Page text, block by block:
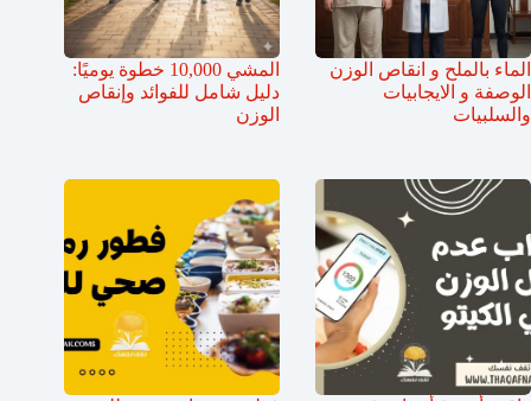
الماء بالملح و انقاص الوزن
الوصفة و الايجابيات
والسلبيات
المشي 10,000 خطوة يوميًا:
دليل شامل للفوائد وإنقاص
الوزن